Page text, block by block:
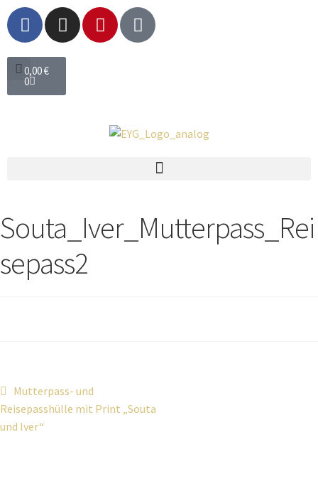
0,00€
0
Souta_Iver_Mutterpass_Rei
sepass2
Mutterpass- und
Reisepasshülle mit Print „Souta
und Iver“